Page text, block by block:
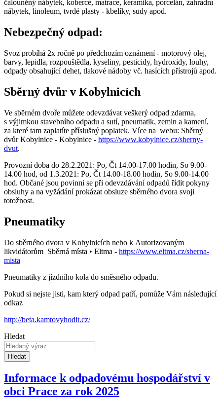
čalouněný nábytek, koberce, matrace, keramika, porcelán, zahradní
nábytek, linoleum, tvrdé plasty - kbelíky, sudy apod.
Nebezpečný odpad:
Svoz probíhá 2x ročně po předchozím oznámení - motorový olej,
barvy, lepidla, rozpouštědla, kyseliny, pesticidy, hydroxidy, louhy,
odpady obsahující dehet, tlakové nádoby vč. hasících přístrojů apod.
Sběrný dvůr v Kobylnicích
Ve sběrném dvoře můžete odevzdávat veškerý odpad zdarma,
s výjimkou stavebního odpadu a sutí, pneumatik, zemin a kamení,
za které tam zaplatíte příslušný poplatek. Více na webu: Sběrný
dvůr Kobylnice - Kobylnice - https://www.kobylnice.cz/sberny-
dvut.
Provozní doba do 28.2.2021: Po, Čt 14.00-17.00 hodin, So 9.00-
14.00 hod, od 1.3.2021: Po, Čt 14.00-18.00 hodin, So 9.00-14.00
hod. Občané jsou povinni se při odevzdávání odpadů řídit pokyny
obsluhy a na vyžádání prokázat obsluze sběrného dvora svoji
totožnost.
Pneumatiky
Do sběrného dvora v Kobylnicích nebo k Autorizovaným
likvidátorům Sběrná místa • Eltma - https://www.eltma.cz/sberna-
mista
Pneumatiky z jízdního kola do směsného odpadu.
Pokud si nejste jisti, kam který odpad patří, pomůže Vám následující
odkaz
http://beta.kamtovyhodit.cz/
Hledat
Hledat
Informace k odpadovému hospodářství v
obci Prace za rok 2025